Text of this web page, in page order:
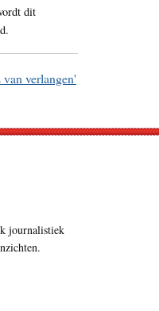
dit
verlangen'
journalistiek